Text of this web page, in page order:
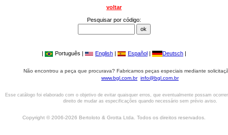
voltar
Pesquisar por código:
| Português | English | Español | Deutsch |
Não encontrou a peça que procurava? Fabricamos peças especiais mediante
www.bgl.com.br info@bgl.com.br
Esse catálogo foi elaborado com o objetivo de evitar quaisquer erros, que eventualmente possam
direito de mudar as especificações quando necessário sem prévio aviso.
Copyright © 2006-2026 Bertoloto & Grotta Ltda. Todos os direitos reservados.